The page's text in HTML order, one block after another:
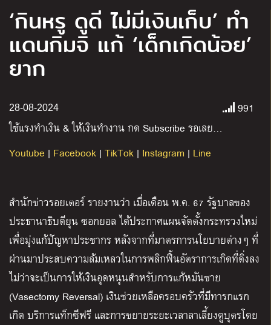
‘กินหรู ดูดี ไม่มีเงินเก็บ’ ทำ
แดนกิมจิ แก้ ‘เด็กเกิดน้อย’
ยาก
28-08-2024
991
ใช้แรงทำเงิน&ให้เงินทำงาน กด Subscribe รอเลย…
Youtube | Facebook | TikTok | Instagram | Line
สำนักข่าวรอยเตอร์ รายงานว่า เมื่อเดือน พ.ค. 67 รัฐบาลของ
ประธานาธิบดียุน ซอกยอล ได้ประกาศแผนจัดตั้งกระทรวงใหม่
เพื่อมุ่งแก้ปัญหาประชากร หลังจากที่มาตรการนโยบายต่างๆ ที่
ผ่านมาประสบความล้มเหลวในการพลิกฟื้นอัตราการเกิดที่ดิ่งลง
ไม่ว่าจะเป็นการให้เงินอุดหนุนสำหรับการแก้หมันชาย
(Vasectomy Reversal) เงินช่วยเหลือครอบครัวที่มีทารกแรก
เกิด บริการแท็กซีฟรี และการขยายระยะเวลาลาเลี้ยงดูบุตรโดย